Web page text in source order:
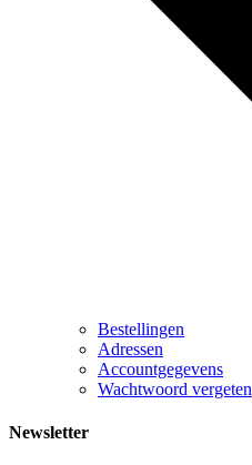
Bestellingen
Adressen
Accountgegevens
Wachtwoord vergeten
Newsletter